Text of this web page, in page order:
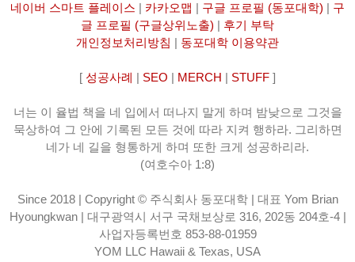
네이버 스마트 플레이스 | 카카오맵 | 구글 프로필 (동포대학) | 구
글 프로필 (구글상위노출) | 후기 부탁
개인정보처리방침 | 동포대학 이용약관
[ 성공사례 | SEO | MERCH | STUFF ]
너는 이 율법 책을 네 입에서 떠나지 말게 하며 밤낮으로 그것을
묵상하여 그 안에 기록된 모든 것에 따라 지켜 행하라. 그리하면
네가 네 길을 형통하게 하며 또한 크게 성공하리라.
(여호수아 1:8)
Since 2018 | Copyright © 주식회사 동포대학 | 대표 Yom Brian
Hyoungkwan | 대구광역시 서구 국채보상로 316, 202동 204호-4 |
사업자등록번호 853-88-01959
YOM LLC Hawaii & Texas, USA